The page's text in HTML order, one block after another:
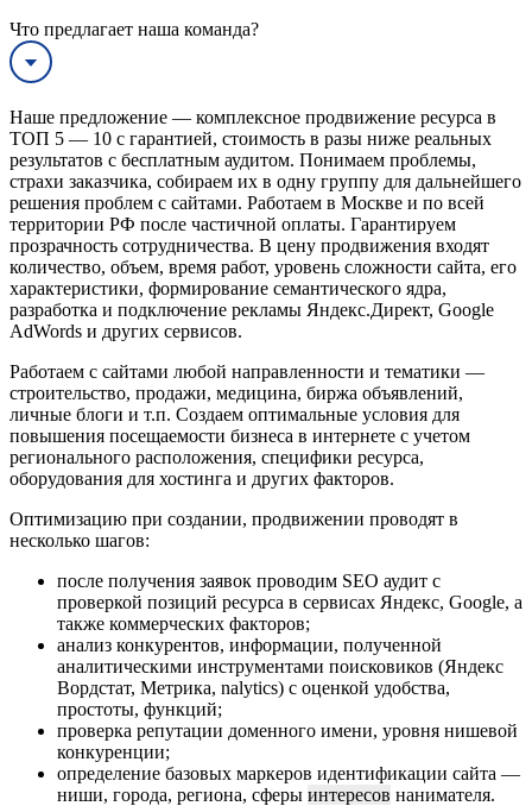
Что предлагает наша команда?
Наше предложение — комплексное продвижение ресурса в
ТОП 5 — 10 с гарантией, стоимость в разы ниже реальных
результатов с бесплатным аудитом. Понимаем проблемы,
страхи заказчика, собираем их в одну группу для дальнейшего
решения проблем с сайтами. Работаем в Москве и по всей
территории РФ после частичной оплаты. Гарантируем
прозрачность сотрудничества. В цену продвижения входят
количество, объем, время работ, уровень сложности сайта, его
характеристики, формирование семантического ядра,
разработка и подключение рекламы Яндекс.Директ, Google
AdWords и других сервисов.
Работаем с сайтами любой направленности и тематики —
строительство, продажи, медицина, биржа объявлений,
личные блоги и т.п. Создаем оптимальные условия для
повышения посещаемости бизнеса в интернете с учетом
регионального расположения, специфики ресурса,
оборудования для хостинга и других факторов.
Оптимизацию при создании, продвижении проводят в
несколько шагов:
после получения заявок проводим SEO аудит с
проверкой позиций ресурса в сервисах Яндекс, Google, а
также коммерческих факторов;
анализ конкурентов, информации, полученной
аналитическими инструментами поисковиков (Яндекс
Вордстат, Метрика, nalytics) с оценкой удобства,
простоты, функций;
проверка репутации доменного имени, уровня нишевой
конкуренции;
определение базовых маркеров идентификации сайта —
ниши, города, региона, сферы интересов нанимателя.